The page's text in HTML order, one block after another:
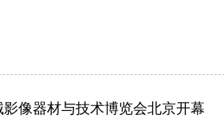
像器材与技术博览会北京开幕